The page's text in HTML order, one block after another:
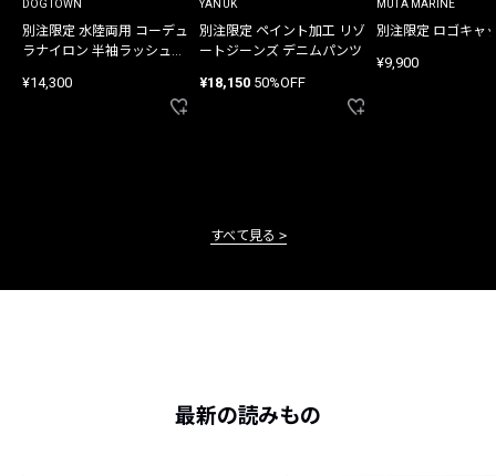
DOGTOWN
別注限定 水陸両用 コーデュ
ラナイロン 半袖ラッシュガ
¥14,300
YANUK
別注限定 ペイント加工 リゾ
ートジーンズ デニムパンツ
¥18,150 50%OFF
MUTA MARINE
別注限定 ロゴキャ
¥9,900
すべて見る
最新の読みもの